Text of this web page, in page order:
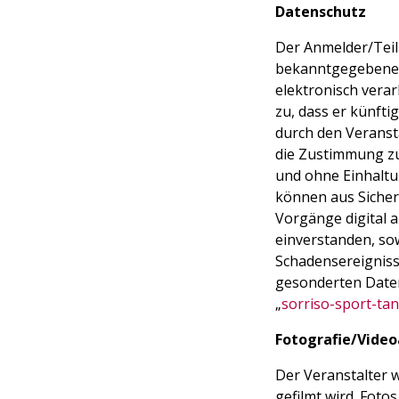
Datenschutz
Der Anmelder/
elektronisch
zu, dass er
durch den
die Zustimmung
und ohne
können aus
Vorgänge digital
einverstanden,
gesonderten
„sorriso-sport-
Fotografie/
Der Veranstalter